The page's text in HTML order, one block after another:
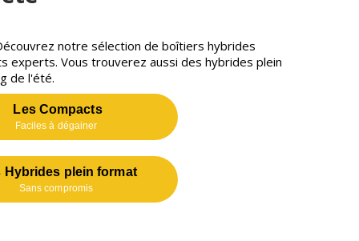
notre sélection de boîtiers hybrides
experts. Vous trouverez aussi des hybrides plein
de l'été.
Les Compacts
Faciles à dégainer
Hybrides plein format
Sans compromis